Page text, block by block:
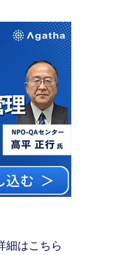
細はこちら